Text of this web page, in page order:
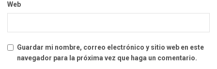
Web
Guardar mi nombre, correo electrónico y sitio web en este
navegador para la próxima vez que haga un comentario.